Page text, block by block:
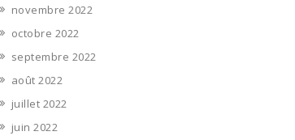
novembre 2022
octobre 2022
septembre 2022
août 2022
juillet 2022
juin 2022